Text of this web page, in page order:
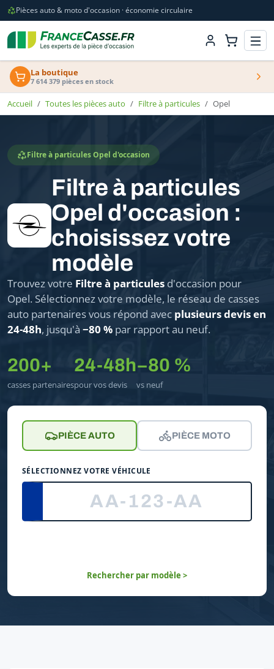
Pièces auto & moto d'occasion · économie circulaire
La boutique
7 614 379 pièces en stock
Accueil Toutes les pièces auto Filtre à particules Opel
Filtre à particules Opel d'occasion
Filtre à particules
Opel d'occasion :
choisissez votre
modèle
Trouvez votre Filtre à particules d'occasion pour
Opel. Sélectionnez votre modèle, le réseau de casses
auto partenaires vous répond avec plusieurs devis en
24-48h, jusqu'à −80 % par rapport au neuf.
200+
casses partenaires
24-48h
pour vos devis
−80 %
vs neuf
PIÈCE AUTO PIÈCE MOTO
SÉLECTIONNEZ VOTRE VÉHICULE
Rechercher par modèle >